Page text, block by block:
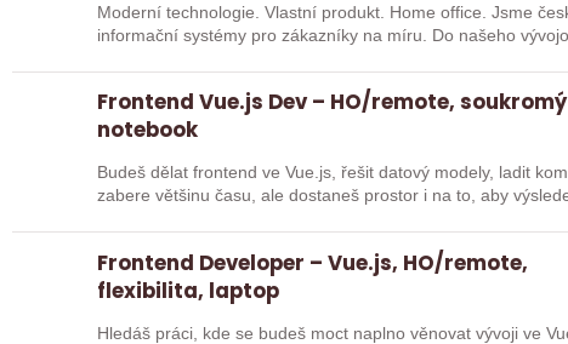
Moderní technologie. Vlastní produkt. Home office. Jsme
informační systémy pro zákazníky na míru. Do našeho
Frontend Vue.js Dev – HO/remote, soukromý
notebook
Budeš dělat frontend ve Vue.js, řešit datový modely, ladit
zabere většinu času, ale dostaneš prostor i na to, aby
Frontend Developer – Vue.js, HO/remote,
flexibilita, laptop
Hledáš práci, kde se budeš moct naplno věnovat vývoji ve